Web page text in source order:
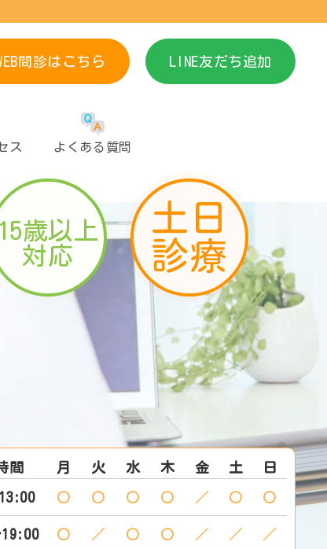
問診はこちら LINE友だち追加
ス よくある質問
土日
診療
15歳以上
対応
間 月 火 水 木 金 土 日
〇 〇 〇 〇 ／ 〇 〇
〇 ／ 〇 〇 ／ ／ ／